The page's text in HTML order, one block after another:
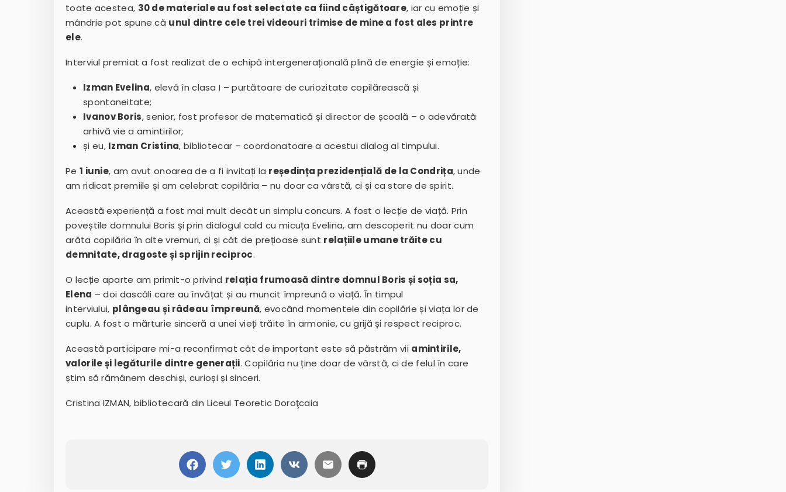
toate acestea, 30 de materiale au fost selectate ca fiind câștigătoare, iar cu emoție și
mândrie pot spune că unul dintre cele trei videouri trimise de mine a fost ales printre
ele.
Interviul premiat a fost realizat de o echipă intergenerațională plină de energie și emoție:
Izman Evelina, elevă în clasa I – purtătoare de curiozitate copilărească și
spontaneitate;
Ivanov Boris, senior, fost profesor de matematică și director de școală – o adevărată
arhivă vie a amintirilor;
și eu, Izman Cristina, bibliotecar – coordonatoare a acestui dialog al timpului.
Pe 1 iunie, am avut onoarea de a fi invitați la reședința prezidențială de la Condrița, unde
am ridicat premiile și am celebrat copilăria – nu doar ca vârstă, ci și ca stare de spirit.
Această experiență a fost mai mult decât un simplu concurs. A fost o lecție de viață. Prin
poveștile domnului Boris și prin dialogul cald cu micuța Evelina, am descoperit nu doar cum
arăta copilăria în alte vremuri, ci și cât de prețioase sunt relațiile umane trăite cu
demnitate, dragoste și sprijin reciproc.
O lecție aparte am primit-o privind relația frumoasă dintre domnul Boris și soția sa,
Elena – doi dascăli care au învățat și au muncit împreună o viață. În timpul
interviului, plângeau și râdeau împreună, evocând momentele din copilărie și viața lor de
cuplu. A fost o mărturie sinceră a unei vieți trăite în armonie, cu grijă și respect reciproc.
Această participare mi-a reconfirmat cât de important este să păstrăm vii amintirile,
valorile și legăturile dintre generații. Copilăria nu ține doar de vârstă, ci de felul în care
știm să rămânem deschiși, curioși și sinceri.
Cristina IZMAN, bibliotecară din Liceul Teoretic Doroţcaia